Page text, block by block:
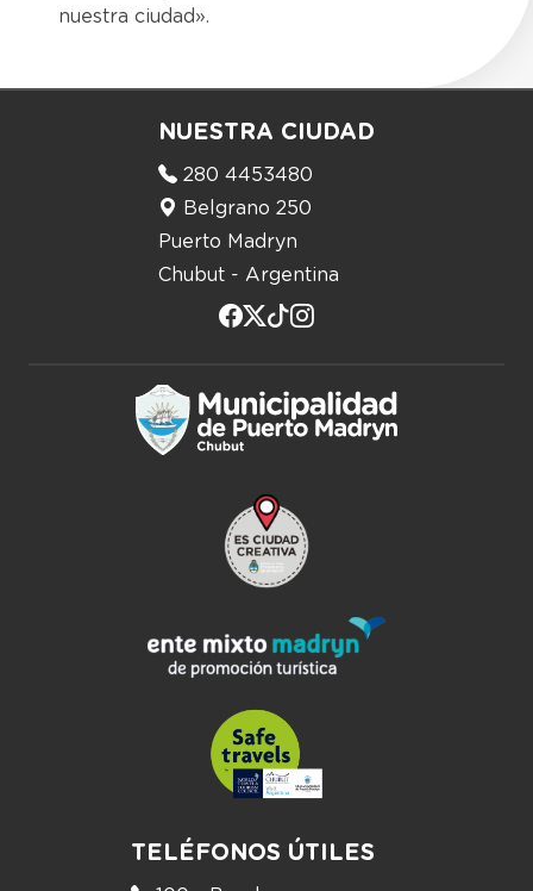
nuestra ciudad».
NUESTRA CIUDAD
280 4453480
Belgrano 250
Puerto Madryn
Chubut - Argentina
TELÉFONOS ÚTILES